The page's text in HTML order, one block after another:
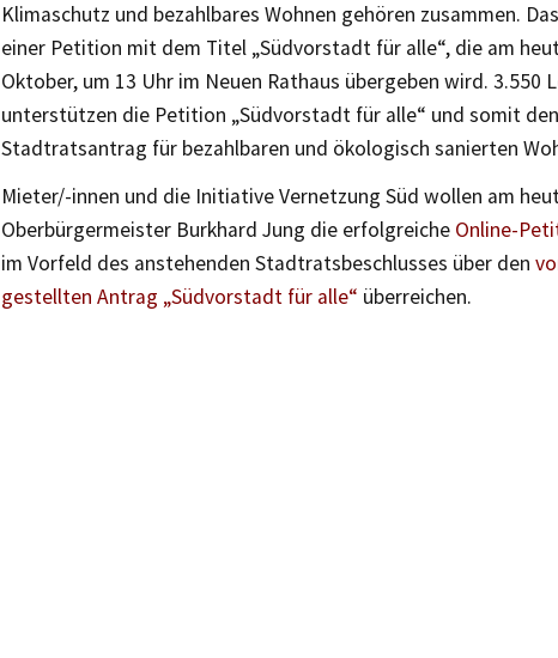
Klimaschutz und bezahlbares Wohnen gehören zusammen.
einer Petition mit dem Titel „Südvorstadt für alle“, die am
Oktober, um 13 Uhr im Neuen Rathaus übergeben wird. 3.550
unterstützen die Petition „Südvorstadt für alle“ und somit
Stadtratsantrag für bezahlbaren und ökologisch sanierten
Mieter/-innen und die Initiative Vernetzung Süd wollen am
Oberbürgermeister Burkhard Jung die erfolgreiche Online-
im Vorfeld des anstehenden Stadtratsbeschlusses über den
gestellten Antrag „Südvorstadt für alle“ überreichen.